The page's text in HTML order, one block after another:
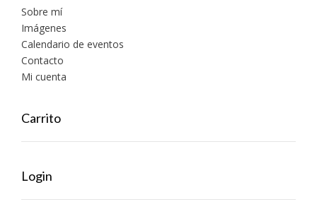
Sobre mí
Imágenes
Calendario de eventos
Contacto
Mi cuenta
Carrito
Login